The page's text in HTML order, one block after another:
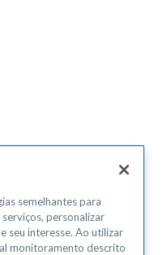
semelhantes para
personalizar
seu interesse. Ao utilizar
monitoramento descrito